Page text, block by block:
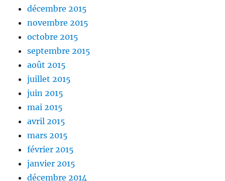
décembre 2015
novembre 2015
octobre 2015
septembre 2015
août 2015
juillet 2015
juin 2015
mai 2015
avril 2015
mars 2015
février 2015
janvier 2015
décembre 2014